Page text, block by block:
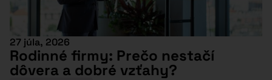
27 júla, 2026
Rodinné firmy: Prečo nestačí
dôvera a dobré vzťahy?